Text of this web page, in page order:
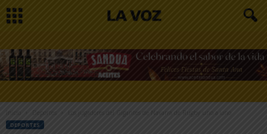
Inicio Los jugadores del Gigantes de Navarra de Rugby uno a uno
DEPORTES